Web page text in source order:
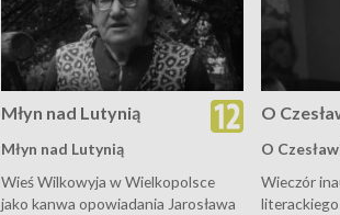
Młyn nad Lutynią
Młyn nad Lutynią
Wieś Wilkowyja w Wielkopolsce
jako kanwa opowiadania Jarosława
O
O
Wieczór